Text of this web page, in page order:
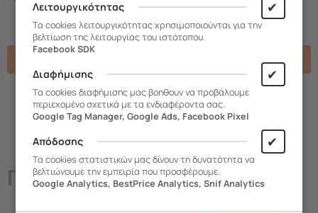
ΠαρόμοιαΠροϊόντα
Λειτουργικότητας ✔
Τα cookies λειτουργικότητας χρησιμοποιούνται για την
βελτίωση της λειτουργίας του ιστότοπου.
Facebook SDK
Διαφήμισης ✔
Τα cookies διαφήμισης μας βοηθουν να προβάλουμε
περιεχομένο σχετικά με τα ενδιαφέροντα σας.
Google Tag Manager, Google Ads, Facebook Pixel
Απόδοσης ✔
Τα cookies στατιστικών μας δίνουν τη δυνατότητα να
βελτιώνουμε την εμπειρία που προσφέρουμε.
Google Analytics, BestPrice Analytics, Snif Analytics